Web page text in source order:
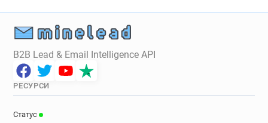
B2B Lead & Email Intelligence API
РЕСУРСИ
Статус